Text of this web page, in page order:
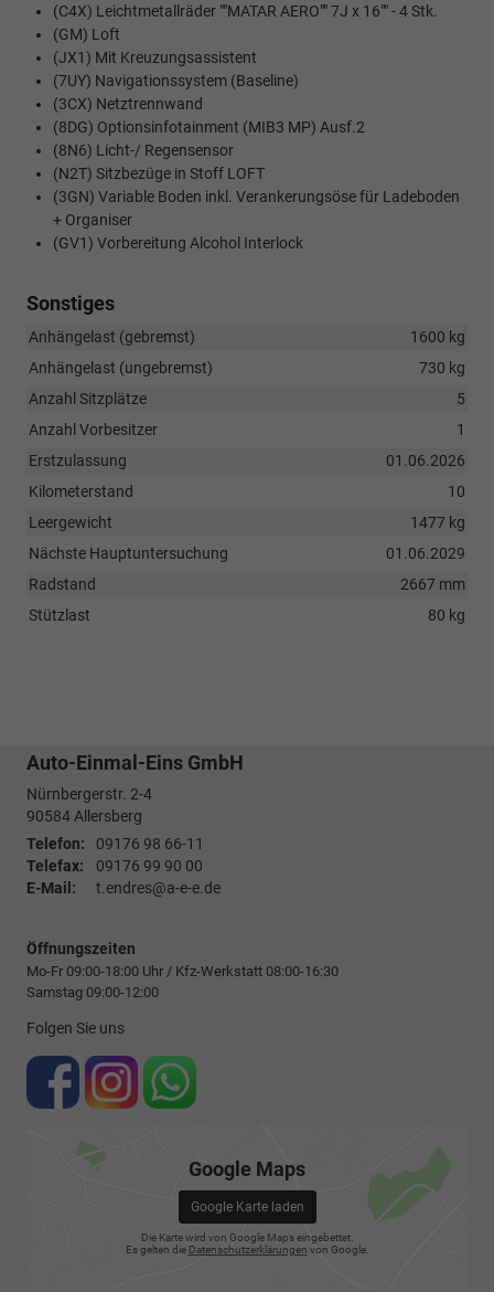
(C4X) Leichtmetallräder ""MATAR AERO"" 7J x 16"" - 4 Stk.
(GM) Loft
(JX1) Mit Kreuzungsassistent
(7UY) Navigationssystem (Baseline)
(3CX) Netztrennwand
(8DG) Optionsinfotainment (MIB3 MP) Ausf.2
(8N6) Licht-/ Regensensor
(N2T) Sitzbezüge in Stoff LOFT
(3GN) Variable Boden inkl. Verankerungsöse für Ladeboden
+ Organiser
(GV1) Vorbereitung Alcohol Interlock
Sonstiges
Anhängelast (gebremst)
1600 kg
Anhängelast (ungebremst)
730 kg
Anzahl Sitzplätze
5
Anzahl Vorbesitzer
1
Erstzulassung
01.06.2026
Kilometerstand
10
Leergewicht
1477 kg
Nächste Hauptuntersuchung
01.06.2029
Radstand
2667 mm
Stützlast
80 kg
Auto-Einmal-Eins GmbH
Nürnbergerstr. 2-4
90584Allersberg
Telefon:
09176 98 66-11
Telefax:
09176 99 90 00
E-Mail:
t.endres@a-e-e.de
Öffnungszeiten
Mo-Fr 09:00-18:00 Uhr / Kfz-Werkstatt 08:00-16:30
Samstag 09:00-12:00
Folgen Sie uns
Google Maps
Google Karte laden
Die Karte wird von Google Maps eingebettet.
Es gelten die Datenschutzerklärungen von Google.